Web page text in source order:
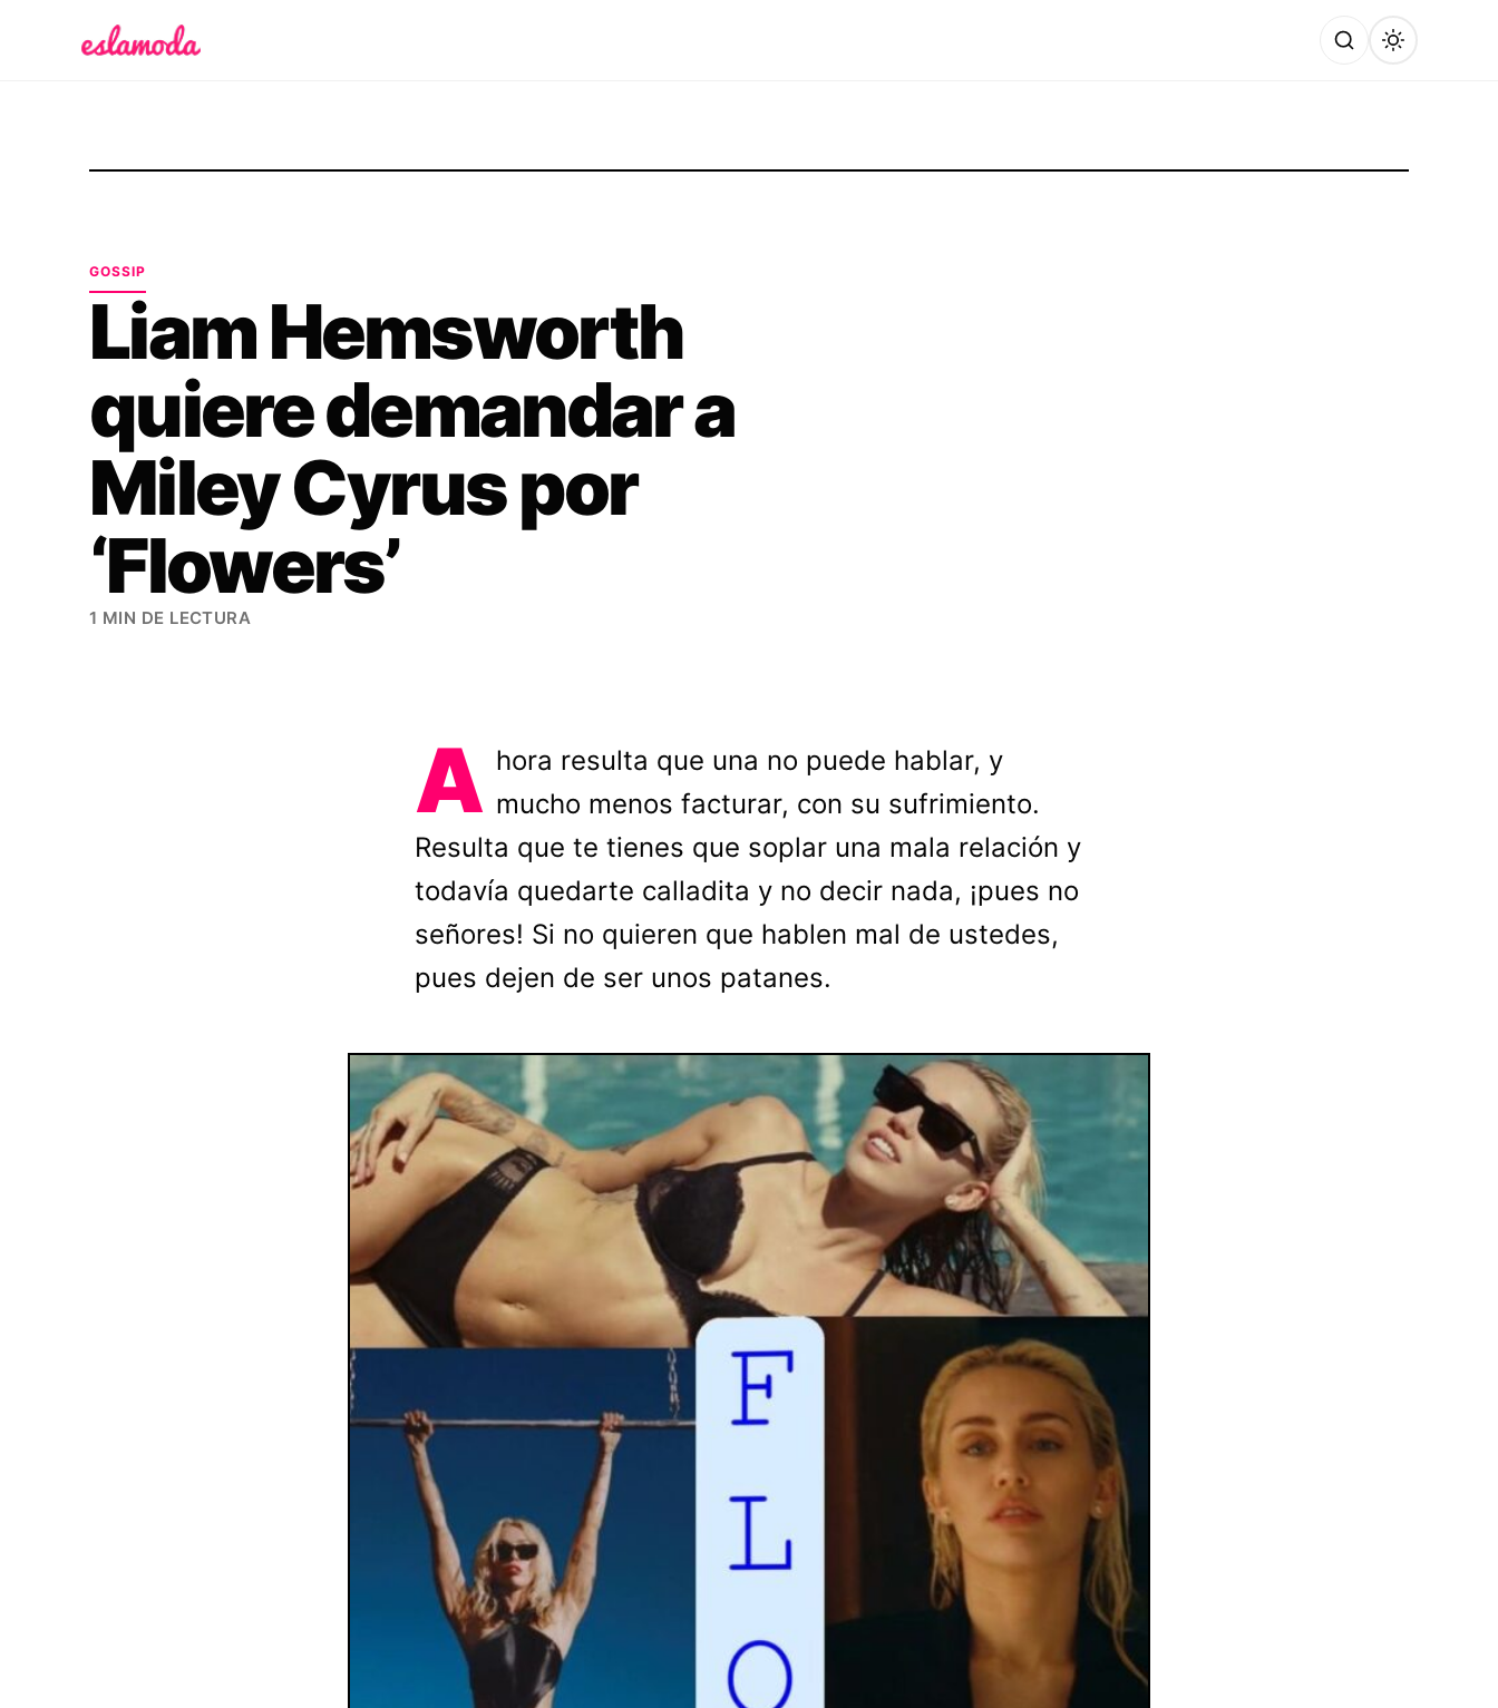
GOSSIP
Liam Hemsworth
quiere demandar a
Miley Cyrus por
‘Flowers’
1 MIN DE LECTURA
A hora resulta que una no puede hablar, y
mucho menos facturar, con su sufrimiento.
Resulta que te tienes que soplar una mala relación y
todavía quedarte calladita y no decir nada, ¡pues no
señores! Si no quieren que hablen mal de ustedes,
pues dejen de ser unos patanes.